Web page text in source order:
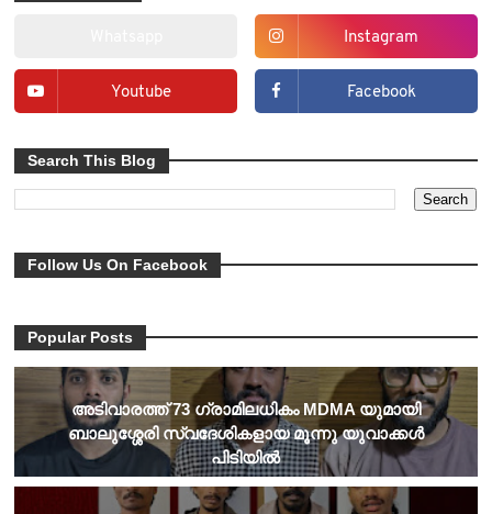
Instagram
Youtube Facebook
Search This Blog
Follow Us On Facebook
Popular Posts
അടിവാരത്ത് 73 ഗ്രാമിലധികം MDMA യുമായി
ബാലുശ്ശേരി സ്വദേശികളായ മൂന്നു യുവാക്കൾ
പിടിയിൽ